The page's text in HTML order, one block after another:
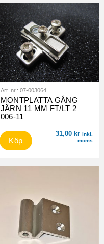
Art. nr.: 07-003064
MONTPLATTA GÅNG
JÄRN 11 MM FT/LT 2
006-11
31,00 kr inkl.
moms
Köp